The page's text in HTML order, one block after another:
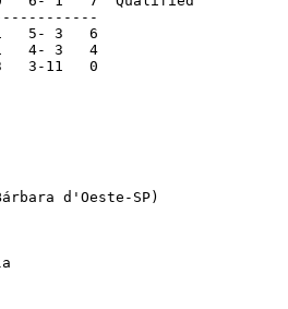
5- 3   6
4- 3   4
3-11   0
d'Oeste-SP)